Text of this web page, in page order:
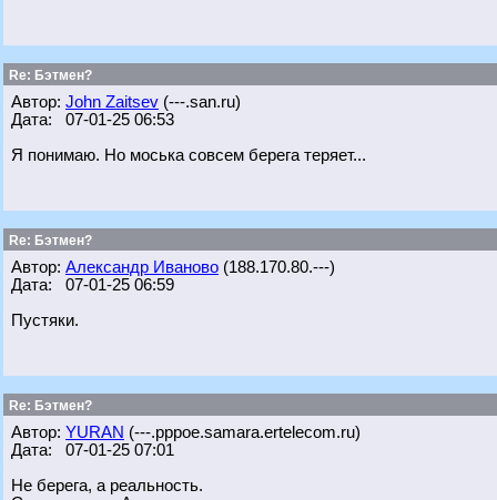
Re: Бэтмен?
Автор: John Zaitsev (---.san.ru)
Дата: 07-01-25 06:53
Я понимаю. Но моська совсем берега теряет...
Re: Бэтмен?
Автор: Александр Иваново (188.170.80.---)
Дата: 07-01-25 06:59
Пустяки.
Re: Бэтмен?
Автор: YURAN (---.pppoe.samara.ertelecom.ru)
Дата: 07-01-25 07:01
Не берега, а реальность.